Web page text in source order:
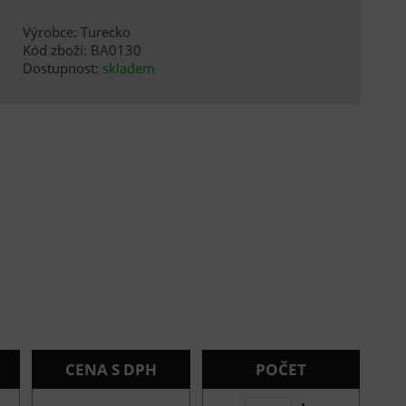
Výrobce: Turecko
Kód zboží: BA0130
Dostupnost: skladem
CENA S DPH
POČET